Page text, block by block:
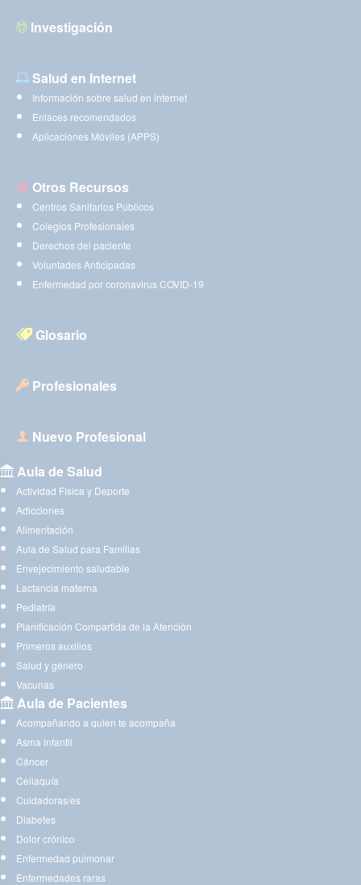
Investigación
Salud en Internet
Información sobre salud en internet
Enlaces recomendados
Aplicaciones Móviles (APPS)
Otros Recursos
Centros Sanitarios Públicos
Colegios Profesionales
Derechos del paciente
Voluntades Anticipadas
Enfermedad por coronavirus COVID-19
Glosario
Profesionales
Nuevo Profesional
Aula de Salud
Actividad Física y Deporte
Adicciones
Alimentación
Aula de Salud para Familias
Envejecimiento saludable
Lactancia materna
Pediatría
Planificación Compartida de la Atención
Primeros auxilios
Salud y género
Vacunas
Aula de Pacientes
Acompañando a quien te acompaña
Asma infantil
Cáncer
Celiaquía
Cuidadoras/es
Diabetes
Dolor crónico
Enfermedad pulmonar
Enfermedades raras